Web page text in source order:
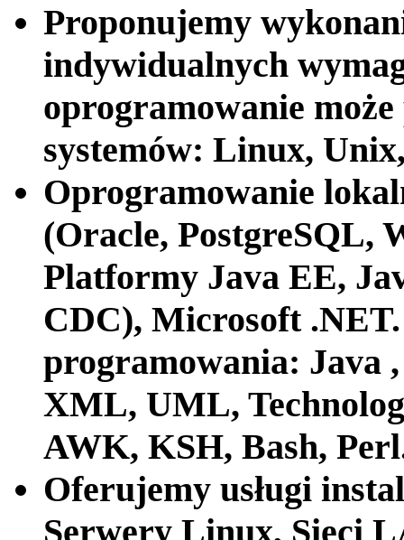
Proponujemy
indywidualnych
oprogramowanie
systemów: Linux,
Oprogramowanie
(Oracle, PostgreSQL,
Platformy Java EE,
CDC), Microsoft
programowania: Java
XML, UML,
AWK, KSH, Bash,
Oferujemy usługi
Serwery Linux, Sieci